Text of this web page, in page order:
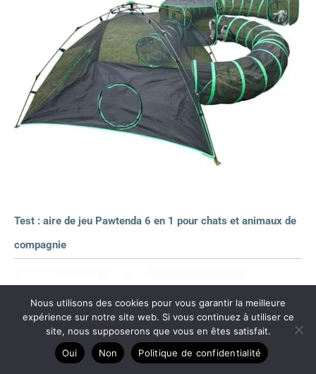
Test : aire de jeu Pawtenda 6 en 1 pour chats et animaux de
compagnie
Nous utilisons des cookies pour vous garantir la meilleure
expérience sur notre site web. Si vous continuez à utiliser ce
site, nous supposerons que vous en êtes satisfait.
Oui
Non Politique de confidentialité